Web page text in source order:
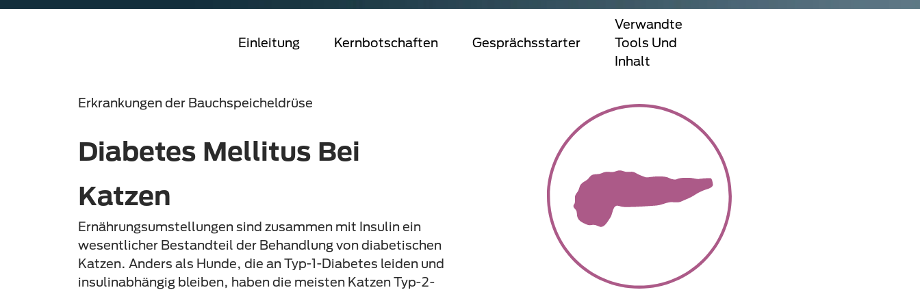
Einleitung Kernbotschaften Gesprächsstarter
Verwandte
Tools Und
Inhalt
Erkrankungen der Bauchspeicheldrüse
Diabetes Mellitus Bei
Katzen
Ernährungsumstellungen sind zusammen mit Insulin ein
wesentlicher Bestandteil der Behandlung von diabetischen
Katzen. Anders als Hunde, die an Typ-1-Diabetes leiden und
insulinabhängig bleiben, haben die meisten Katzen Typ-2-